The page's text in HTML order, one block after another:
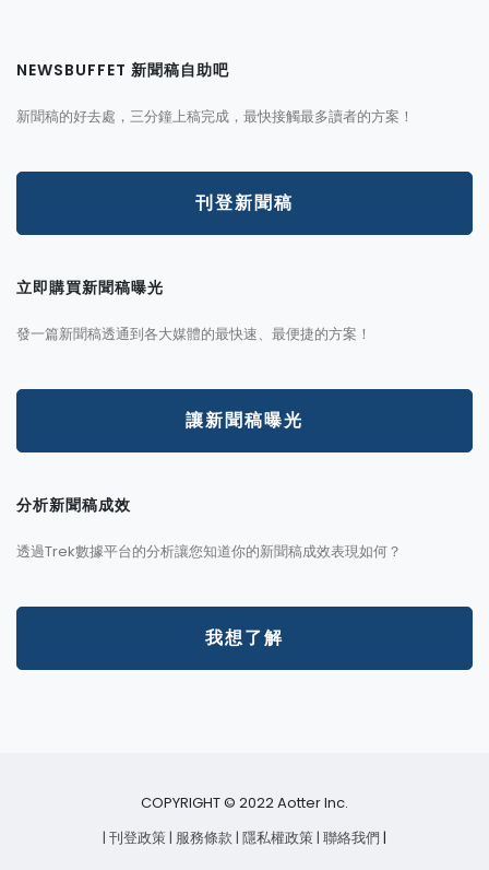
NEWSBUFFET 新聞稿自助吧
新聞稿的好去處，三分鐘上稿完成，最快接觸最多讀者的方案！
刊登新聞稿
立即購買新聞稿曝光
發一篇新聞稿透通到各大媒體的最快速、最便捷的方案！
讓新聞稿曝光
分析新聞稿成效
透過Trek數據平台的分析讓您知道你的新聞稿成效表現如何？
我想了解
COPYRIGHT © 2022 Aotter Inc.
| 刊登政策| 服務條款| 隱私權政策| 聯絡我們 |